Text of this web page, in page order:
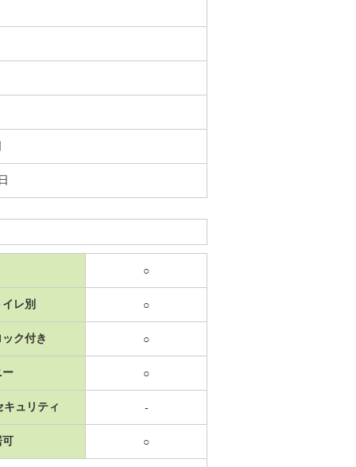
○
レ別 ○
ク付き ○
ー ○
キュリティ -
可 ○